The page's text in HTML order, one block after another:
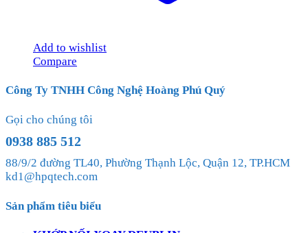
Add to wishlist
Compare
Công Ty TNHH Công Nghệ Hoàng Phú Quý
Gọi cho chúng tôi
0938 885 512
88/9/2 đường TL40, Phường Thạnh Lộc, Quận 12, TP.HCM
kd1@hpqtech.com
Sản phẩm tiêu biểu